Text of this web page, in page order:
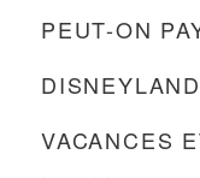
PEUT-ON
VACANCES